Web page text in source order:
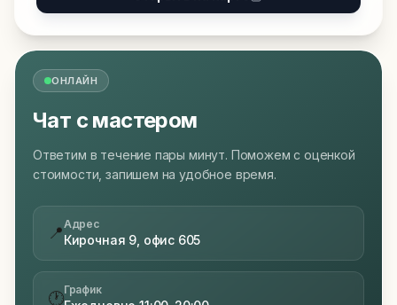
ОНЛАЙН
Чат с мастером
Ответим в течение пары минут. Поможем с оценкой
стоимости, запишем на удобное время.
📍Адрес
Кирочная 9, офис 605
🕐График